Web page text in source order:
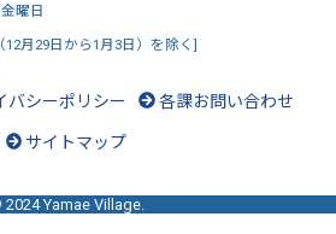
曜日
月29日から1月3日）を除く]
バシーポリシー 各課お問い合わせ
サイトマップ
Yamae Village.